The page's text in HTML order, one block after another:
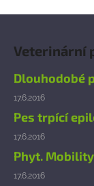
Veterinární
Dlouhodobé
17.6.2016
Pes trpící
17.6.2016
Phyt.
17.6.2016